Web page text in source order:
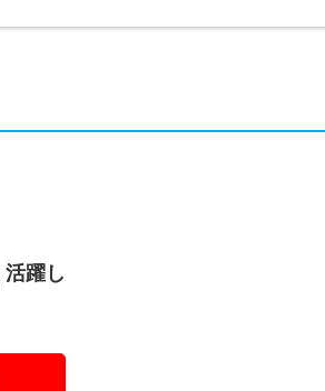
躍し